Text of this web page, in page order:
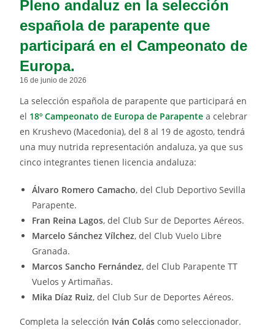
Pleno andaluz en la selección
española de parapente que
participará en el Campeonato de
Europa.
16 de junio de 2026
La selección española de parapente que participará en
el 18º Campeonato de Europa de Parapente a celebrar
en Krushevo (Macedonia), del 8 al 19 de agosto, tendrá
una muy nutrida representación andaluza, ya que sus
cinco integrantes tienen licencia andaluza:
Álvaro Romero Camacho, del Club Deportivo Sevilla
Parapente.
Fran Reina Lagos, del Club Sur de Deportes Aéreos.
Marcelo Sánchez Vílchez, del Club Vuelo Libre
Granada.
Marcos Sancho Fernández, del Club Parapente TT
Vuelos y Artimañas.
Mika Díaz Ruiz, del Club Sur de Deportes Aéreos.
Completa la selección Iván Colás como seleccionador.